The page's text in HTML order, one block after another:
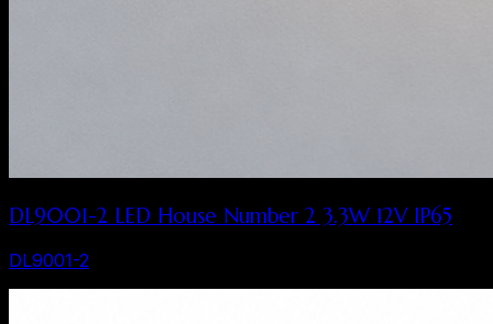
DL9001-2 LED House Number 2 3.3W 12V IP65
DL9001-2